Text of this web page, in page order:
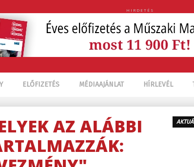
HIRDETÉS
ELŐFIZETÉS MÉDIAAJÁNLAT HÍRLEVÉL
AZ ALÁBBI